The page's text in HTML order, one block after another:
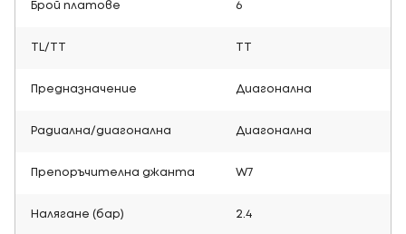
Брой платове 6
TL/TT
Предназначение Диагонална
Радиална/диагонална Диагонална
Препоръчителна джанта W7
Налягане (бар) 2.4